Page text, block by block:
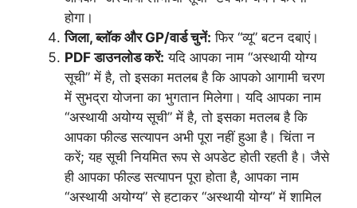
होगा।
जिला, ब्लॉक और GP/वार्ड चुनें: फिर “व्यू” बटन दबाएं।
PDF डाउनलोड करें: यदि आपका नाम “अस्थायी योग्य
सूची” में है, तो इसका मतलब है कि आपको आगामी चरण
में सुभद्रा योजना का भुगतान मिलेगा। यदि आपका नाम
“अस्थायी अयोग्य सूची” में है, तो इसका मतलब है कि
आपका फील्ड सत्यापन अभी पूरा नहीं हुआ है। चिंता न
करें; यह सूची नियमित रूप से अपडेट होती रहती है। जैसे
ही आपका फील्ड सत्यापन पूरा होता है, आपका नाम
“अस्थायी अयोग्य” से हटाकर “अस्थायी योग्य” में शामिल